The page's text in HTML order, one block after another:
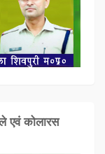
एवं कोलारस